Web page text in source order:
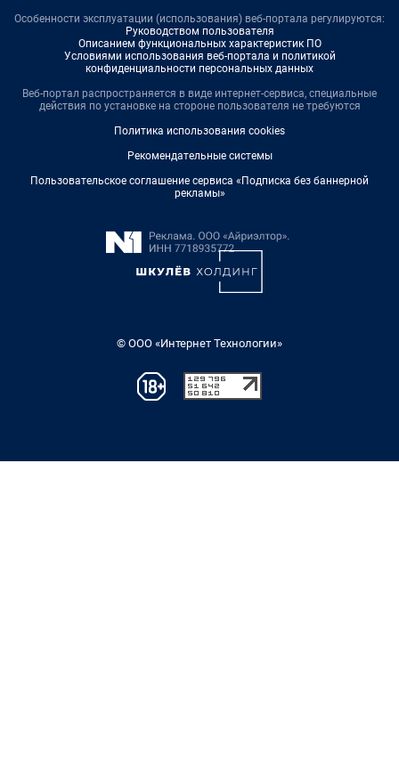
Особенности эксплуатации (использования) веб-портала регулируются:
Руководством пользователя
Описанием функциональных характеристик ПО
Условиями использования веб-портала и политикой
конфиденциальности персональных данных
Веб-портал распространяется в виде интернет-сервиса, специальные
действия по установке на стороне пользователя не требуются
Политика использования cookies
Рекомендательные системы
Пользовательское соглашение сервиса «Подписка без баннерной
рекламы»
© ООО «Интернет Технологии»